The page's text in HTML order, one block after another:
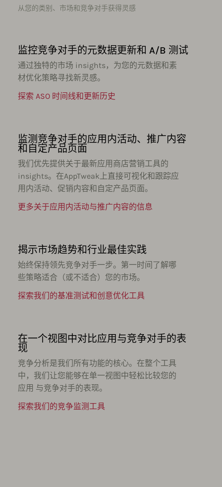
从您的类别、市场和竞争对手获得灵感
监控竞争对手的元数据更新和 A/B 测试
通过独特的市场 insights，为您的元数据和素
材优化策略寻找新灵感。
探索 ASO 时间线和更新历史
监测竞争对手的应用内活动、推广内容
和自定产品页面
我们优先提供关于最新应用商店营销工具的
insights。在AppTweak上直接可视化和跟踪应
用内活动、促销内容和自定产品页面。
更多关于应用内活动与推广内容的信息
揭示市场趋势和行业最佳实践
始终保持领先竞争对手一步。第一时间了解哪
些策略适合（或不适合）您的市场。
探索我们的基准测试和创意优化工具
在一个视图中对比应用与竞争对手的表
现
竞争分析是我们所有功能的核心。在整个工具
中，我们让您能够在单一视图中轻松比较您的
应用 与竞争对手的表现。
探索我们的竞争监测工具